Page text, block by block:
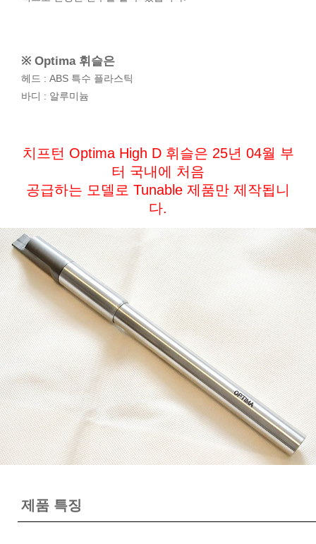
※ Optima 휘슬은
헤드 : ABS 특수 플라스틱
바디 : 알루미늄
치프턴 Optima High D 휘슬은 25년 04월 부
터 국내에 처음
공급하는 모델로 Tunable 제품만 제작됩니
다.
제품 특징